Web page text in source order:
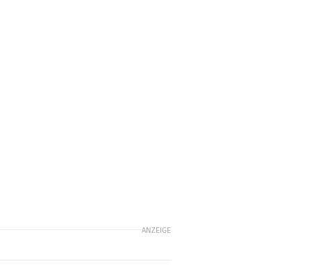
ANZEIGE